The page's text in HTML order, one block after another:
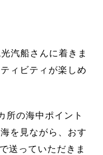
汽船さんに着きま
ィビティが楽しめ
所の海中ポイント
を見ながら、おす
送っていただきま